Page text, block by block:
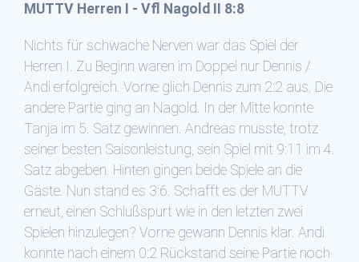
MUTTV Herren I - Vfl Nagold II 8:8
Nichts für schwache Nerven war das Spiel der
Herren I. Zu Beginn waren im Doppel nur Dennis /
Andi erfolgreich. Vorne glich Dennis zum 2:2 aus. Die
andere Partie ging an Nagold. In der Mitte konnte
Tanja im 5. Satz gewinnen. Andreas musste, trotz
seiner besten Saisonleistung, sein Spiel mit 9:11 im 4.
Satz abgeben. Hinten gingen beide Spiele an die
Gäste. Nun stand es 3:6. Schafft es der MUTTV
erneut, einen Schlußspurt wie in den letzten zwei
Spielen hinzulegen? Vorne gewann Dennis klar. Andi
konnte nach einem 0:2 Rückstand seine Partie noch